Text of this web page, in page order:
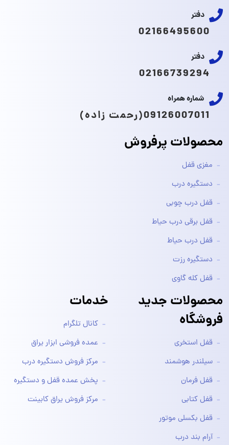
دفتر
02166495600
دفتر
02166739294
شماره همراه
09126007011(رحمت زاده)
محصولات پرفروش
مغزی قفل
دستگیره درب
قفل درب چوبی
قفل برقی درب حیاط
قفل درب حیاط
دستگیره رزت
قفل کله گاوی
محصولات جدید
فروشگاه
قفل استخری
سیلندر هوشمند
قفل فرمان
قفل کتابی
قفل بکسلی موتور
آرام بند درب
خدمات
کانال تلگرام
عمده فروشی ابزار یراق
مرکز فروش دستگیره درب
پخش عمده قفل و دستگیره
مرکز فروش یراق کابینت